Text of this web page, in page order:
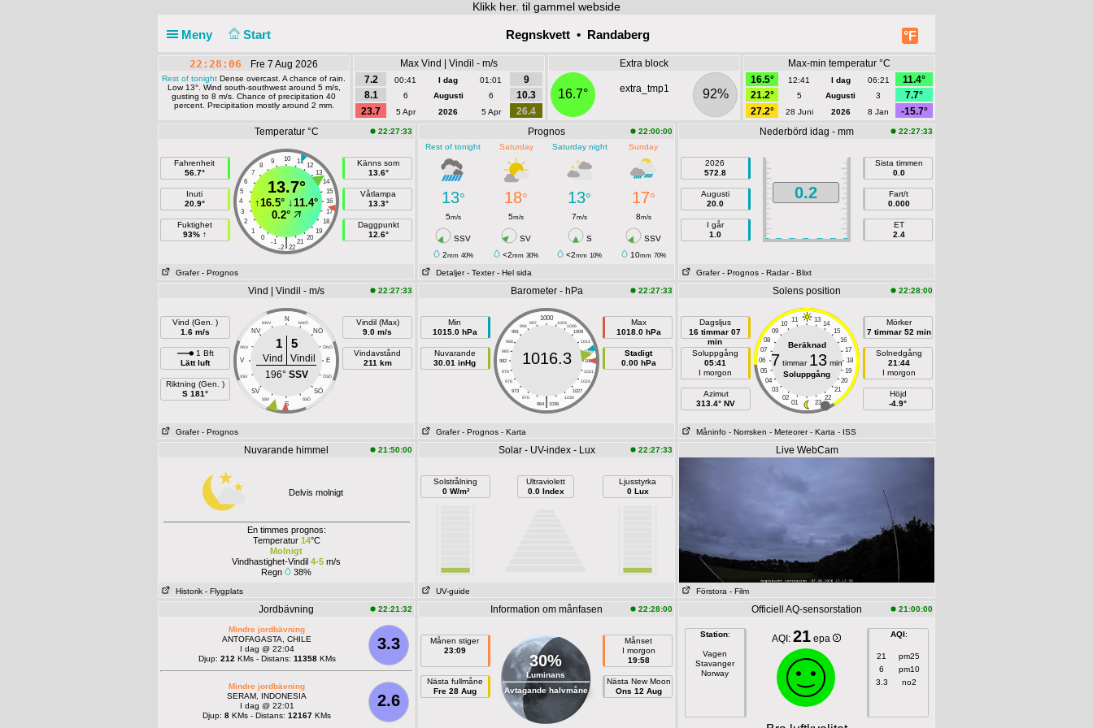
Klikk her. til gammel webside
Meny Start °F
Regnskvett • Randaberg
22:28:06 Fre 7 Aug 2026
Rest of tonight Dense overcast. A chance of rain.
Low 13°. Wind south-southwest around 5 m/s,
gusting to 8 m/s. Chance of precipitation 40
percent. Precipitation mostly around 2 mm.
Max Vind | Vindil - m/s
7.2
00:41 I dag 01:01
9
8.1
6 Augusti 6
10.3
23.7
5 Apr 2026 5 Apr 26.4
Extra block
16.7° 92%
extra_tmp1
Max-min temperatur °C
16.5°
12:41 I dag 06:21
11.4°
21.2°
5 Augusti 3
7.7°
27.2°
28 Juni 2026 8 Jan
-15.7°
Temperatur °C
22:27:33
Fahrenheit
56.7°
Inuti
20.9°
Fuktighet
93% ↑
10
9 11
8
12
7
13
6
14
5
15
4
16
3
17
2
18
1
19
0
20
-1 21
|
-2 22
13.7°
↑16.5° ↓11.4°
0.2°
Känns som
13.6°
Våtlampa
13.3°
Daggpunkt
12.6°
Grafer - Prognos
Prognos
22:00:00
Rest of tonight
Saturday Saturday night Sunday
13° 18° 13° 17°
5m/s 5m/s 7m/s 8m/s
SSV SV S
SSV
2mm 40% <2mm 30% <2mm 10% 10mm 70%
Detaljer - Texter - Hel sida
Nederbörd idag - mm 22:27:33
2026
572.8
Augusti
20.0
I går
1.0
0.2
Sista timmen
0.0
Fart/t
0.000
ET
2.4
Grafer - Prognos - Radar - Blixt
Vind | Vindil - m/s 22:27:33
Vind (Gen. )
1.6 m/s
1 Bft
Lätt luft
Riktning (Gen. )
S 181°
N
NNV NNÖ
NV NÖ
VNV ÖNÖ
V E
VSV ÖSÖ
SV SÖ
SSV SSÖ
S
1 5
Vind
Vindil
196° SSV
Vindil (Max)
9.0 m/s
Vindavstånd
211 km
Grafer - Prognos
Barometer - hPa 22:27:33
Min
1015.0 hPa
Nuvarande
30.01 inHg
1000
997 1003
994
1006
991
1009
988
1012
985
1015
982
1018
979
1021
976
1024
973
1027
970
1030
|
964 1036
1016.3
Max
1018.0 hPa
Stadigt
0.00 hPa
Grafer - Prognos - Karta
Solens position 22:28:00
Dagsljus
16 timmar 07
min
Soluppgång
05:41
I morgon
Azimut
313.4° NV
11 13
10
14
09
15
08
16
07
17
06
18
05
19
04
20
03
21
02
22
01 23
Beräknad
7 timmar 13 min
Soluppgång
Mörker
7 timmar 52 min
Solnedgång
21:44
I morgon
Höjd
-4.9°
Måninfo - Norrsken - Meteorer - Karta - ISS
Nuvarande himmel 21:50:00
Delvis molnigt
En timmes prognos:
Temperatur 14°C
Molnigt
Vindhastighet-Vindil 4-5 m/s
Regn
38%
Historik - Flygplats
Solar - UV-index - Lux 22:27:33
Solstrålning
0 W/m²
Ultraviolett
0.0 Index
Ljusstyrka
0 Lux
UV-guide
Live WebCam
Förstora - Film
Jordbävning 22:21:32
3.3
Mindre jordbävning
ANTOFAGASTA, CHILE
I dag @ 22:04
Djup: 212 KMs - Distans: 11358KMs
2.6
Mindre jordbävning
SERAM, INDONESIA
I dag @ 22:01
Djup: 8 KMs - Distans: 12167 KMs
Information om månfasen 22:28:00
Månen stiger
23:09
Nästa fullmåne
Fre 28 Aug
30%
Luminans
Avtagande halvmåne
Månset
I morgon
19:58
Nästa New Moon
Ons 12 Aug
Officiell AQ-sensorstation 21:00:00
Station:
Vagen
Stavanger
Norway
AQI: 21 epa AQI:
21
pm25
6
pm10
3.3
no2